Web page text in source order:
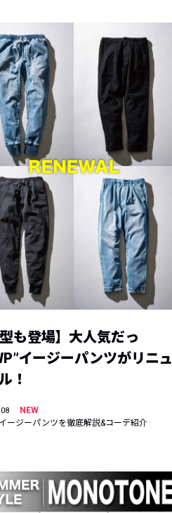
型も登場】大人気だっ
イージーパンツがリニュ
！
NEW
ージーパンツを徹底解説&コーデ紹介